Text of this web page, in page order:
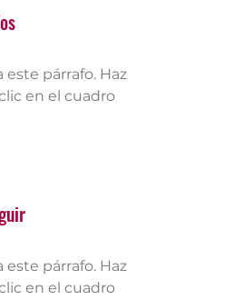
párrafo. Haz
en el cuadro
párrafo. Haz
en el cuadro